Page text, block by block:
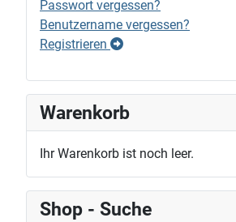
Passwort vergessen?
Benutzername vergessen?
Registrieren
Warenkorb
Ihr Warenkorb ist noch leer.
Shop - Suche